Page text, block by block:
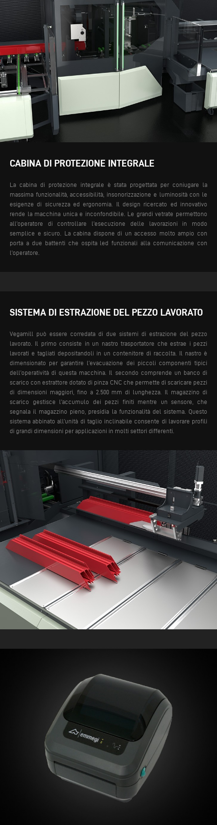
CABINA DI PROTEZIONE INTEGRALE
La cabina di protezione integrale è stata progettata per coniugare la
massima funzionalità, accessibilità, insonorizzazione e luminosità con le
esigenze di sicurezza ed ergonomia. Il design ricercato ed innovativo
rende la macchina unica e inconfondibile. Le grandi vetrate permettono
all’operatore di controllare l’esecuzione delle lavorazioni in modo
semplice e sicuro.
La cabina dispone di un accesso molto ampio con
porta a due battenti che ospita led funzionali alla comunicazione con
l’operatore.
SISTEMA DI ESTRAZIONE DEL PEZZO LAVORATO
Vegamill può essere corredata di due sistemi di estrazione del pezzo
lavorato. Il primo consiste in un nastro trasportatore che estrae i pezzi
lavorati e tagliati depositandoli in un contenitore di raccolta. Il nastro è
dimensionato per garantire l’evacuazione dei piccoli componenti tipici
dell’operatività di questa macchina. Il secondo comprende un banco di
scarico con estrattore dotato di pinza CNC che permette di scaricare pezzi
di dimensioni maggiori, fino a 2.500 mm di lunghezza.
Il magazzino di
scarico gestisce l’accumulo dei pezzi finiti mentre un sensore, che
segnala il magazzino pieno, presidia la funzionalità del sistema. Questo
sistema abbinato all’unità di taglio inclinabile consente di lavorare profili
di grandi dimensioni per applicazioni in molti settori differenti.